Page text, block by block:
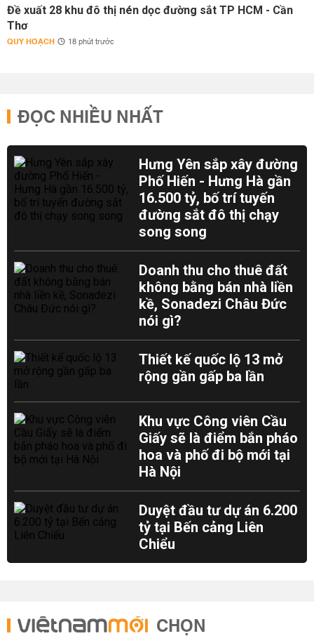
Đề xuất 28 khu đô thị nén dọc đường sắt TP HCM - Cần
Thơ
QUY HOẠCH 18 phút trước
ĐỌC NHIỀU NHẤT
Hưng Yên sắp xây đường
Phố Hiến - Hưng Hà gần
16.500 tỷ, bố trí tuyến
đường sắt đô thị chạy
song song
Doanh thu cho thuê đất
không bằng bán nhà liền
kề, Sonadezi Châu Đức
nói gì?
Thiết kế quốc lộ 13 mở
rộng gần gấp ba lần
Khu vực Công viên Cầu
Giấy sẽ là điểm bắn pháo
hoa và phố đi bộ mới tại
Hà Nội
Duyệt đầu tư dự án 6.200
tỷ tại Bến cảng Liên
Chiểu
CHỌN